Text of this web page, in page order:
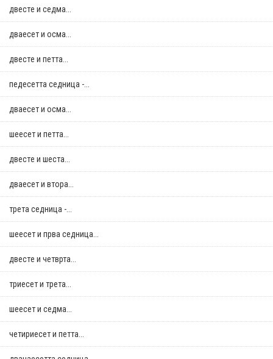
двестe и седма...
дваесет и осма...
двестe и петта...
педесетта седница -...
дваесет и осма...
шеесет и петта...
двестe и шеста...
дваесет и втора...
трета седница -...
шеесет и прва седница...
двестe и четврта...
триесет и трета...
шеесет и седма...
четириесет и петта...